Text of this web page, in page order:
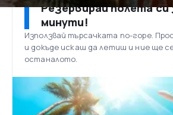
Резервирай полета си
минути!
Използвай търсачката по-горе.
и докъде искаш да летиш и ние ще
останалото.